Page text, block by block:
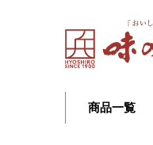
商品一覧